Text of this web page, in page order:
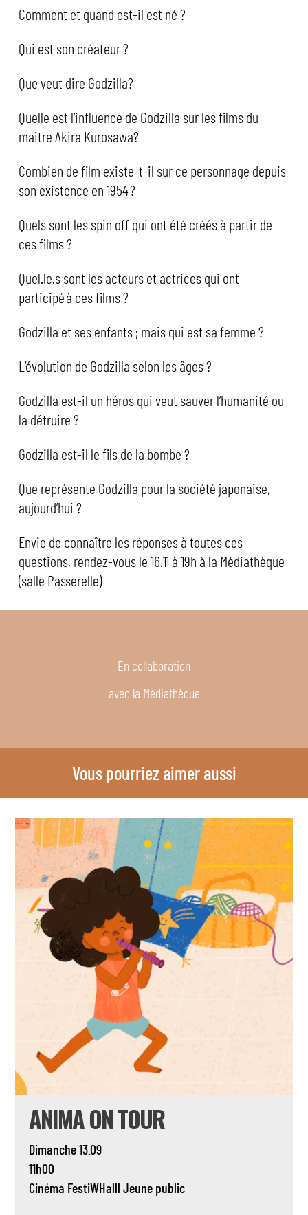
Comment et quand est-il est né ?
Qui est son créateur ?
Que veut dire Godzilla?
Quelle est l’influence de Godzilla sur les films du
maitre Akira Kurosawa?
Combien de film existe-t-il sur ce personnage depuis
son existence en 1954 ?
Quels sont les spin off qui ont été créés à partir de
ces films ?
Quel.le.s sont les acteurs et actrices qui ont
participé à ces films ?
Godzilla et ses enfants ; mais qui est sa femme ?
L’évolution de Godzilla selon les âges ?
Godzilla est-il un héros qui veut sauver l’humanité ou
la détruire ?
Godzilla est-il le fils de la bombe ?
Que représente Godzilla pour la société japonaise,
aujourd’hui ?
Envie de connaître les réponses à toutes ces
questions, rendez-vous le 16.11 à 19h à la Médiathèque
(salle Passerelle)
En collaboration
avec la Médiathèque
Vous pourriez aimer aussi
ANIMA ON TOUR
Dimanche 13.09
11h00
Cinéma FestiWHalll Jeune public